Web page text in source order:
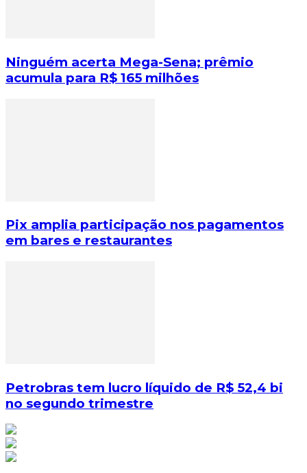
Ninguém acerta Mega-Sena; prêmio
acumula para R$ 165 milhões
Pix amplia participação nos pagamentos
em bares e restaurantes
Petrobras tem lucro líquido de R$ 52,4 bi
no segundo trimestre